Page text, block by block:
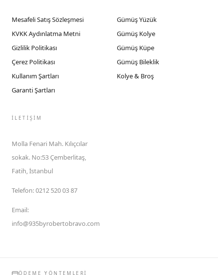
Mesafeli Satış Sözleşmesi
KVKK Aydınlatma Metni
Gizlilik Politikası
Çerez Politikası
Kullanım Şartları
Garanti Şartları
Gümüş Yüzük
Gümüş Kolye
Gümüş Küpe
Gümüş Bileklik
Kolye & Broş
İLETIŞIM
Molla Fenari Mah. Kılıçcılar
sokak. No:53 Çemberlitaş,
Fatih, İstanbul
Telefon:0212 520 03 87
Email:
info@935byrobertobravo.com
ÖDEME YÖNTEMLERI